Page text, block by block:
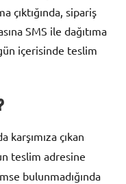
çıktığında, sipariş
SMS ile dağıtıma
içerisinde teslim
karşımıza çıkan
teslim adresine
bulunmadığında